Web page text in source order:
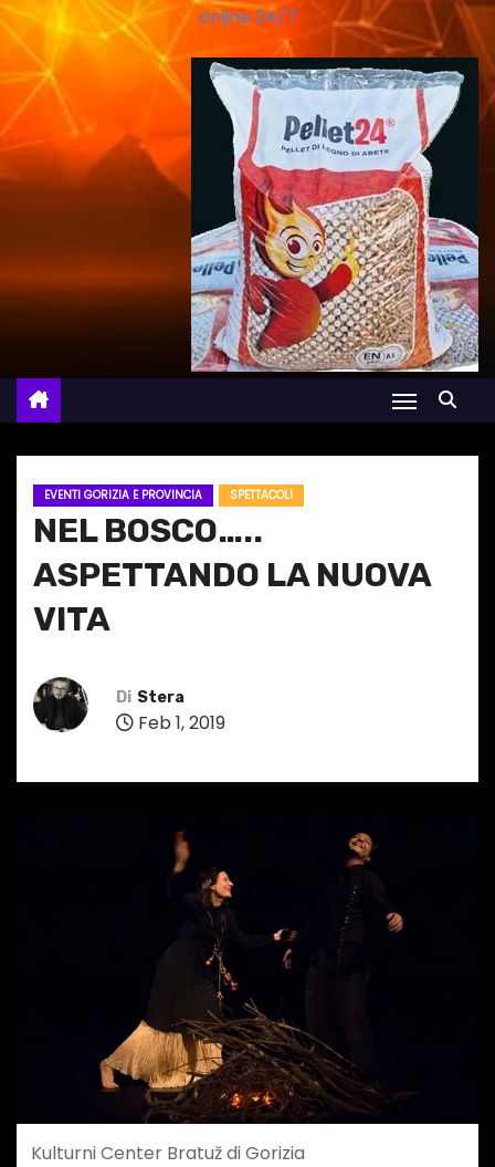
online 24/7
EVENTI GORIZIA E PROVINCIA SPETTACOLI
NEL BOSCO…..
ASPETTANDO LA NUOVA
VITA
Di Stera
Feb 1, 2019
Kulturni Center Bratuž di Gorizia